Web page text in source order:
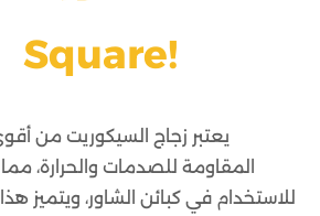
Square!
يعتبر زجاج السيكوريت من
المقاومة للصدمات والحرارة،
للاستخدام في كبائن الشاور، ويتميز